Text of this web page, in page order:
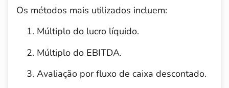
Os métodos mais utilizados incluem:
Múltiplo do lucro líquido.
Múltiplo do EBITDA.
Avaliação por fluxo de caixa descontado.